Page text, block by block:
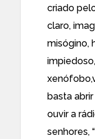
criado
claro,
misógino,
basta
ouvir a
senhores,